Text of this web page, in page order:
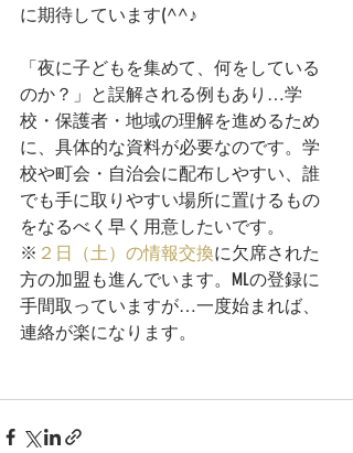
に期待しています(^^♪
「夜に子どもを集めて、何をしている
のか？」と誤解される例もあり…学
校・保護者・地域の理解を進めるため
に、具体的な資料が必要なのです。学
校や町会・自治会に配布しやすい、誰
でも手に取りやすい場所に置けるもの
をなるべく早く用意したいです。
※ ２日（土）の情報交換に欠席された
方の加盟も進んでいます。MLの登録に
手間取っていますが…一度始まれば、
連絡が楽になります。